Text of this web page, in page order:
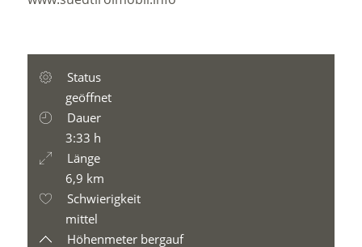
Status
geöffnet
Dauer
3:33 h
Länge
6,9 km
Schwierigkeit
mittel
Höhenmeter bergauf